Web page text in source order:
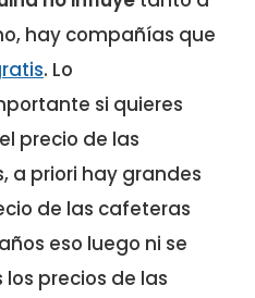
hay compañías que
. Lo
si quieres
precio de las
a priori hay grandes
de las cafeteras
eso luego ni se
precios de las